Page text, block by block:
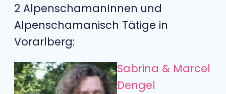
2 AlpenschamanInnen und
Alpenschamanisch Tätige in
Vorarlberg:
Sabrina & Marcel
Dengel